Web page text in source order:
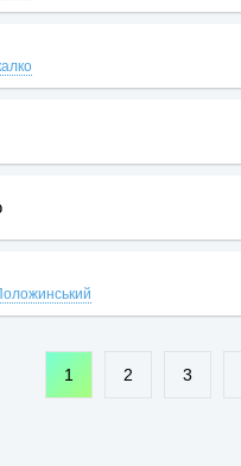
1 2 3